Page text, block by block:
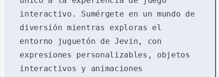
interactivo. Sumérgete en un mundo de
diversión mientras exploras el
entorno juguetón de Jevin, con
expresiones personalizables, objetos
interactivos y animaciones